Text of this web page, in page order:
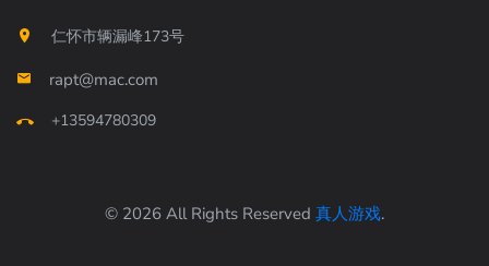
仁怀市辆漏峰173号
rapt@mac.com
+13594780309
© 2026 All Rights Reserved 真人游戏.